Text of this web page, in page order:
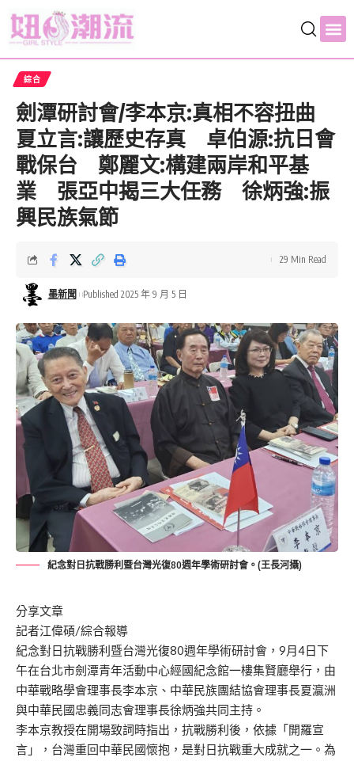
綜合
劍潭研討會/李本京:真相不容扭曲
夏立言:讓歷史存真 卓伯源:抗日會
戰保台 鄭麗文:構建兩岸和平基
業 張亞中揭三大任務 徐炳強:振
興民族氣節
墨新聞 Published 2025 年 9 月 5 日
29 Min Read
紀念對日抗戰勝利暨台灣光復80週年學術研討會。(王長河攝)
分享文章
記者江偉碩/綜合報導
紀念對日抗戰勝利暨台灣光復80週年學術研討會，9月4日下
午在台北市劍潭青年活動中心經國紀念館一樓集賢廳舉行，由
中華戰略學會理事長李本京、中華民族團結協會理事長夏瀛洲
與中華民國忠義同志會理事長徐炳強共同主持。
李本京教授在開場致詞時指出，抗戰勝利後，依據「開羅宣
言」，台灣重回中華民國懷抱，是對日抗戰重大成就之一。為